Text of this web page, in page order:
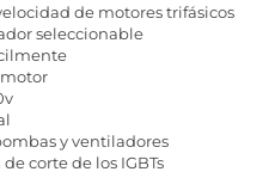
de motores trifásicos
seleccionable
y ventiladores
corte de los IGBTs